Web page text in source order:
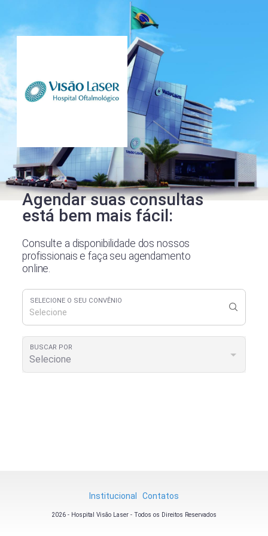
Agendar suas consultas
está bem mais fácil:
Consulte a disponibilidade dos nossos
profissionais e faça seu agendamento
online.
SELECIONE O SEU CONVÊNIO
Selecione
BUSCAR POR
Selecione
Institucional Contatos
2026 - Hospital Visão Laser - Todos os Direitos Reservados